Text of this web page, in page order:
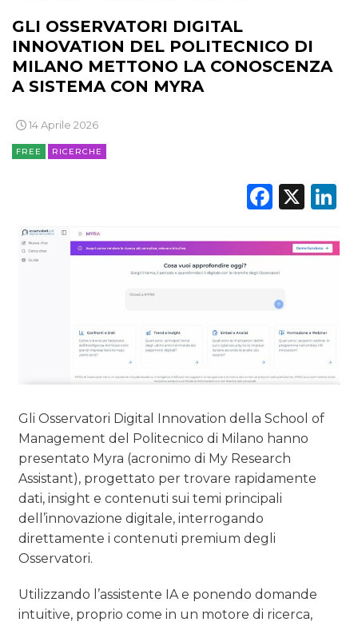
ESTERNA
RADIO / AUDIO
RICERCHE
PREVISIONI/SCENARI
NORMATIVE
OPINIONI
GLI OSSERVATORI DIGITAL
INNOVATION DEL POLITECNICO DI
MILANO METTONO LA CONOSCENZA
A SISTEMA CON MYRA
14 Aprile 2026
FREE RICERCHE
X
Gli Osservatori Digital Innovation della School of
Management del Politecnico di Milano hanno
presentato Myra (acronimo di My Research
Assistant), progettato per trovare rapidamente
dati, insight e contenuti sui temi principali
dell’innovazione digitale, interrogando
direttamente i contenuti premium degli
Osservatori.
Utilizzando l’assistente IA e ponendo domande
intuitive, proprio come in un motore di ricerca,